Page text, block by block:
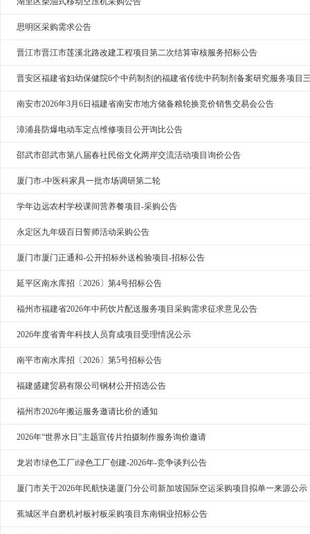
思明区采购需求公告
晋江市晋江市莲溪北路改建工程项目第二次结算审核服务招标公告
晋安区福建省妇幼保健院6个中药制剂的福建省传统中药制剂备案研究服务项目
南安市2026年3月6日福建省南安市地方储备粮轮换竞价销售交易会公告
漳浦县防爆电动车定点维修项目公开询比公告
邵武市邵武市第八届春社民俗文化两岸交流活动项目询价公告
厦门市-中医科家具一批市场调研第二轮
学年边远农村学校课间营养餐项目-采购公告
永定区九年级百日誓师活动采购公告
厦门市厦门正通和-公开招标外送检验项目-招标公告
延平区南水库招〔2026〕第4号招标公告
福州市福建省2026年中药饮片配送服务项目采购需求征求意见公告
2026年度省青年科技人员育成项目受理情况公示
南平市南水库招〔2026〕第5号招标公告
福建盛建贸易有限公司钢材公开招选公告
福州市2026年搬运服务邀请比价的通知
2026年“世界水日”主题宣传片拍摄制作服务询价邀请
龙岩市绿色工厂i绿色工厂创建-2026年-竞争谈判公告
厦门市关于2026年民航快递厦门分公司新加坡国际空运采购项目拟单一来源公示
蕉城区半自磨机衬板衬板采购项目东南铜业招标公告